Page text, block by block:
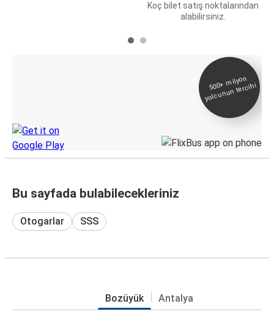
Koç bilet satış noktalarından
alabilirsiniz.
500+
milyon
yolcunun tercihi
Bu sayfada bulabilecekleriniz
Otogarlar SSS
Bozüyük Antalya